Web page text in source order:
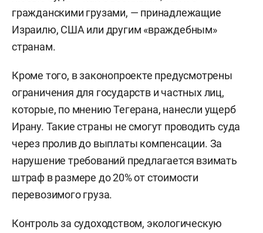
гражданскими грузами, — принадлежащие
Израилю, США или другим «враждебным»
странам.
Кроме того, в законопроекте предусмотрены
ограничения для государств и частных лиц,
которые, по мнению Тегерана, нанесли ущерб
Ирану. Такие страны не смогут проводить суда
через пролив до выплаты компенсации. За
нарушение требований предлагается взимать
штраф в размере до 20% от стоимости
перевозимого груза.
Контроль за судоходством, экологическую